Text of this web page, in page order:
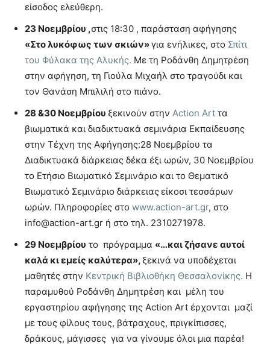
είσοδος ελεύθερη.
23 Νοεμβρίου ,στις 18:30 , παράσταση αφήγησης
«Στο λυκόφως των σκιών»για ενήλικες, στο Σπίτι
του Φύλακα της Αλυκής. Με τη Ροδάνθη Δημητρέση
στην αφήγηση, τη Γιούλα Μιχαήλ στο τραγούδι και
τον Θανάση Μπιλιλή στο πιάνο.
28 &30 Νοεμβρίου ξεκινούν στην Action Art τα
βιωματικά και διαδικτυακά σεμινάρια Εκπαίδευσης
στην Τέχνη της Αφήγησης:28 Νοεμβρίου τα
Διαδικτυακά διάρκειας δέκα έξι ωρών, 30 Νοεμβρίου
το Ετήσιο Βιωματικό Σεμινάριο και το Θεματικό
Βιωματικό Σεμινάριο διάρκειαςείκοσι τεσσάρων
ωρών. Πληροφορίες στο www.action-art.gr, στο
info@action-art.gr ή στο τηλ. 2310271978.
29 Νοεμβρίου το πρόγραμμα «…και ζήσανε αυτοί
καλά κι εμείς καλύτερα», ξεκινά να υποδέχεται
μαθητές στην Κεντρική Βιβλιοθήκη Θεσσαλονίκης. Η
παραμυθού Ροδάνθη Δημητρέση και μέλη του
εργαστηρίου αφήγησης της Action Art έρχονται μαζί
με τους φίλους τους, βάτραχους, πριγκίπισσες,
δράκους, μάγισσες για να γίνουμε όλοι μια παρέα!